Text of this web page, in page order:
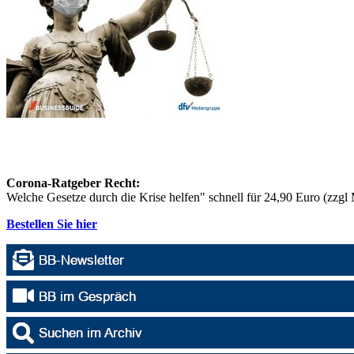
Corona-Ratgeber Recht:
Welche Gesetze durch die Krise helfen" schnell für 24,90 Euro (zzgl
Bestellen Sie hier